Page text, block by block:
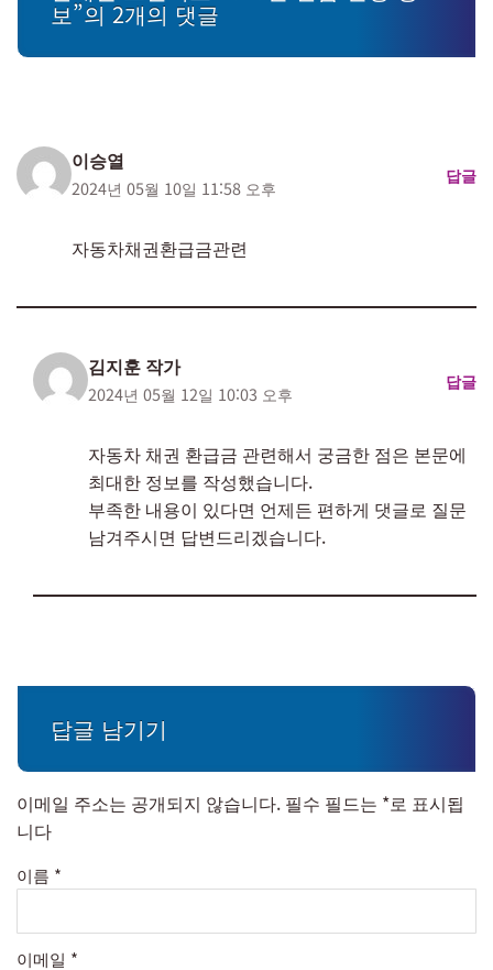
보”의 2개의 댓글
이승열
2024년 05월 10일 11:58 오후
답글
자동차채권환급금관련
김지훈 작가
2024년 05월 12일 10:03 오후
답글
자동차 채권 환급금 관련해서 궁금한 점은 본문에
최대한 정보를 작성했습니다.
부족한 내용이 있다면 언제든 편하게 댓글로 질문
남겨주시면 답변드리겠습니다.
답글 남기기
이메일 주소는 공개되지 않습니다. 필수 필드는 *로 표시됩
니다
이름 *
이메일 *